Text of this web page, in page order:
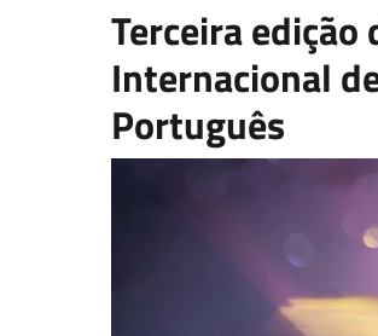
Terceira edição
Internacional
Português